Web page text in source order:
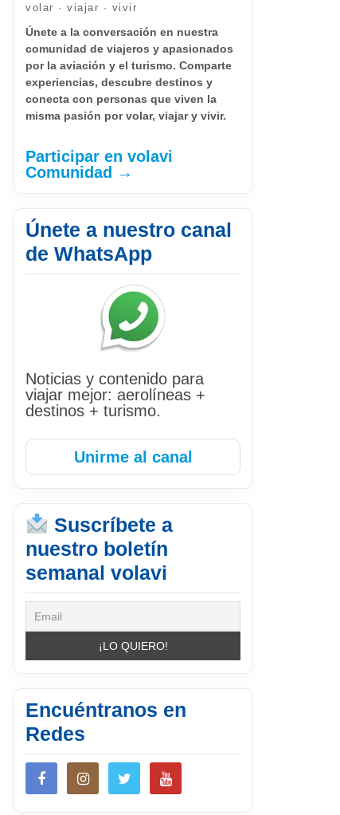
volar · viajar · vivir
Únete a la conversación en nuestra
comunidad de viajeros y apasionados
por la aviación y el turismo. Comparte
experiencias, descubre destinos y
conecta con personas que viven la
misma pasión por volar, viajar y vivir.
Participar en volavi
Comunidad →
Únete a nuestro canal
de WhatsApp
Noticias y contenido para
viajar mejor: aerolíneas +
destinos + turismo.
Unirme al canal
Suscríbete a
nuestro boletín
semanal volavi
Encuéntranos en
Redes